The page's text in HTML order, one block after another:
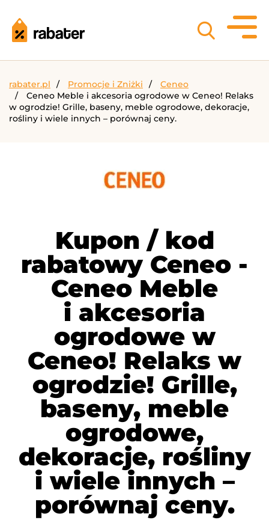
rabater.pl Promocje i Zniżki
Ceneo
Ceneo Meble i akcesoria ogrodowe w Ceneo! Relaks
w ogrodzie! Grille, baseny, meble ogrodowe, dekoracje,
rośliny i wiele innych – porównaj ceny.
Kupon / kod
rabatowy Ceneo -
Ceneo Meble
i akcesoria
ogrodowe w
Ceneo! Relaks w
ogrodzie! Grille,
baseny, meble
ogrodowe,
dekoracje, rośliny
i wiele innych –
porównaj ceny.